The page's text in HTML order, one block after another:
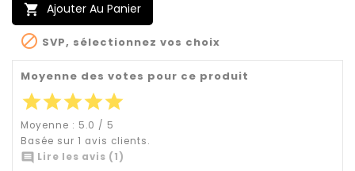
 Ajouter Au Panier
 SVP, sélectionnez vos choix
Moyenne des votes pour ce produit
starstarstarstarstar
Moyenne : 5.0 / 5
Basée sur 1 avis clients.
 Lire les avis (1)